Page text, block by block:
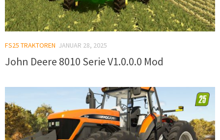
FS25 TRAKTOREN JANUAR 28, 2025
John Deere 8010 Serie V1.0.0.0 Mod